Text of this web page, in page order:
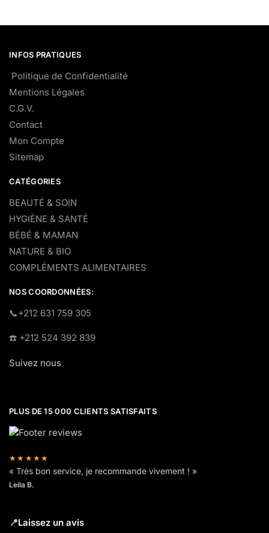
INFOS PRATIQUES
Politique de Confidentialité
Mentions Légales
C.G.V.
Contact
Mon Compte
Sitemap
CATÉGORIES
BEAUTÉ & SOIN
HYGIÈNE & SANTÉ
BÉBÉ & MAMAN
NATURE & BIO
COMPLÉMENTS ALIMENTAIRES
NOS COORDONNÉES:
​📞+212 631 759 305
☎️​ +212 524 392 839
Suivez nous
PLUS DE 15 000 CLIENTS SATISFAITS
★★★★★
« Très bon service, je recommande vivement ! »
Leila B.
📍Laissez un avis